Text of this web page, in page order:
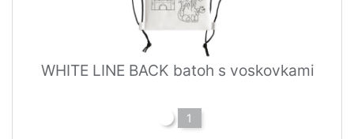
WHITE LINE BACK batoh s voskovkami
1